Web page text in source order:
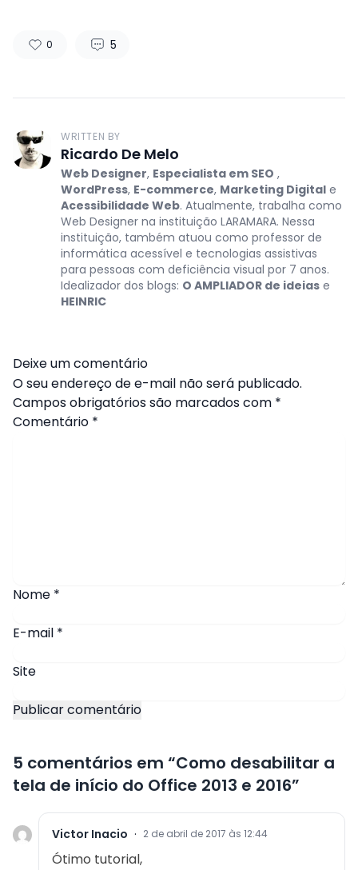
0 5
WRITTEN BY
Ricardo De Melo
Web Designer, Especialista em SEO ,
WordPress, E-commerce, Marketing Digital e
Acessibilidade Web. Atualmente, trabalha como
Web Designer na instituição LARAMARA. Nessa
instituição, também atuou como professor de
informática acessível e tecnologias assistivas
para pessoas com deficiência visual por 7 anos.
Idealizador dos blogs: O AMPLIADOR de ideias e
HEINRIC
Deixe um comentário
O seu endereço de e-mail não será publicado.
Campos obrigatórios são marcados com *
Comentário *
Nome *
E-mail *
Site
5 comentários em “Como desabilitar a
tela de início do Office 2013 e 2016”
Victor Inacio · 2 de abril de 2017 às 12:44
Ótimo tutorial,